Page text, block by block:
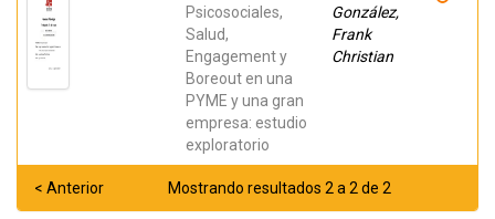
Psicosociales,
Salud,
Engagement y
Boreout en una
PYME y una gran
empresa: estudio
exploratorio
González,
Frank
Christian
Mostrando resultados 2 a 2 de 2
< Anterior